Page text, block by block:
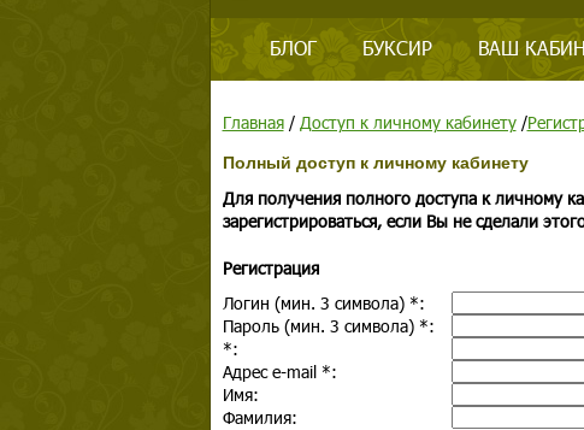
БЛОГ БУКСИР ВАШ
Главная/ Доступ к личному кабинету/
Полный доступ к личному кабинету
Для получения полного доступа к личному
зарегистрироваться, если Вы не сделали
Регистрация
Логин (мин. 3 символа) *:
Пароль (мин. 3 символа) *:
*:
Адрес e-mail *:
Имя:
Фамилия: